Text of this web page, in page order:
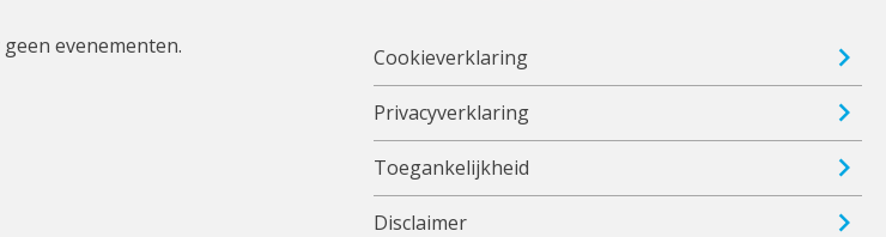
evenementen. Cookieverklaring
Privacyverklaring
Toegankelijkheid
Disclaimer